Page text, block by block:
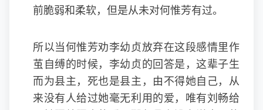
前脆弱和柔软，但是从未对何惟芳有过。
所以当何惟芳劝李幼贞放弃在这段感情里作
茧自缚的时候，李幼贞的回答是，这辈子生
而为县主，死也是县主，由不得她自己，从
来没有人给过她毫无利用的爱，唯有刘畅给